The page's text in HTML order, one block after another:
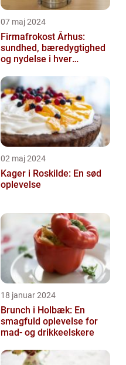
07 maj 2024
Firmafrokost Århus:
sundhed, bæredygtighed
og nydelse i hver
02 maj 2024
Kager i Roskilde: En sød
oplevelse
18 januar 2024
Brunch i Holbæk: En
smagfuld oplevelse for
mad- og drikkeelskere